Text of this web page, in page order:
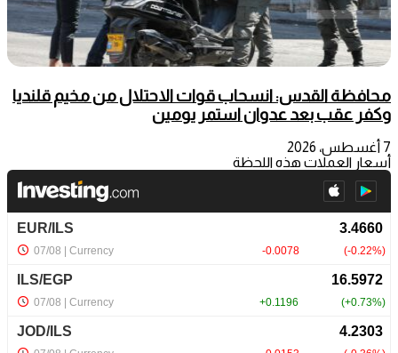
محافظة القدس: انسحاب قوات الاحتلال من مخيم قلنديا
وكفر عقب بعد عدوان استمر يومين
7 أغسطس، 2026
أسعار العملات هذه اللحظة